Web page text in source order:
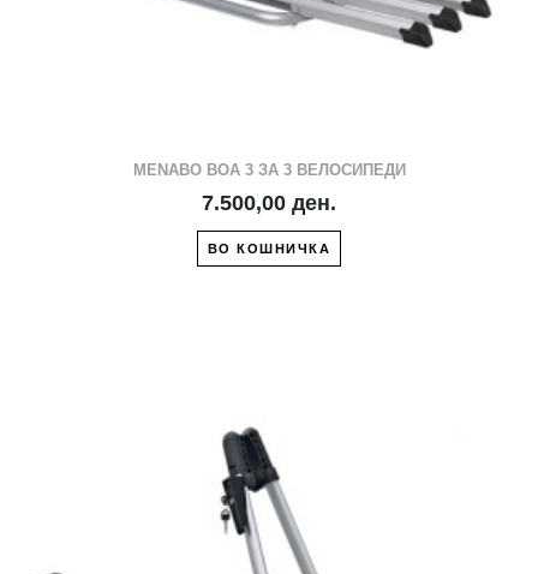
MENABO BOA 3 ЗА 3 ВЕЛОСИПЕДИ
7.500,00 ден.
ВО КОШНИЧКА